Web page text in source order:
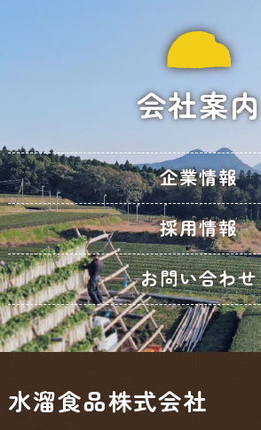
会社案内
企業情報
採用情報
お問い合わせ
水溜食品株式会社